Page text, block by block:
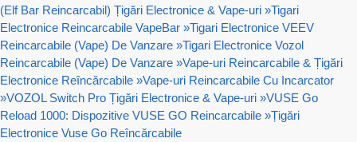
(Elf Bar Reincarcabil) Țigări Electronice & Vape-uri »Tigari
Electronice Reincarcabile VapeBar »Tigari Electronice VEEV
Reincarcabile (Vape) De Vanzare »Tigari Electronice Vozol
Reincarcabile (Vape) De Vanzare »Vape-uri Reincarcabile & Țigări
Electronice Reîncărcabile »Vape-uri Reincarcabile Cu Incarcator
»VOZOL Switch Pro Țigări Electronice & Vape-uri »VUSE Go
Reload 1000: Dispozitive VUSE GO Reincarcabile »Țigări
Electronice Vuse Go Reîncărcabile